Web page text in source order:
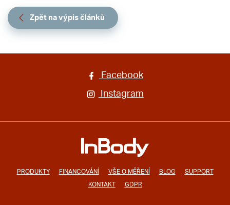
Zpět na výpis článků
Facebook
Instagram
PRODUKTY FINANCOVÁNÍ VŠE O MĚŘENÍ BLOG SUPPORT
KONTAKT GDPR